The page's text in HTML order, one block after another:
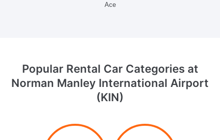
Ace
Popular Rental Car Categories at
Norman Manley International Airport
(KIN)